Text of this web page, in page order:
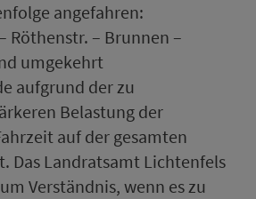
angefahren:
Röthenstr. – Brunnen –
umgekehrt
aufgrund der zu
Belastung der
auf der gesamten
Das Landratsamt Lichtenfels
Verständnis, wenn es zu